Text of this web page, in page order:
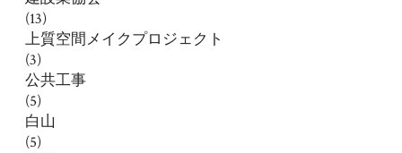
(13)
上質空間メイクプロジェクト
(3)
公共工事
(5)
白山
(5)